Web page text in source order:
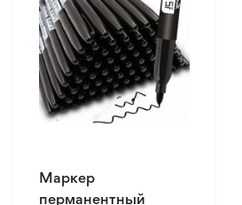
Маркер
перманентный